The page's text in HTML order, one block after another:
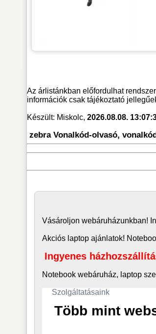
Az árlistánkban előfordulhat
információk csak tájékoztató
Készült: Miskolc, 2026.08.08.
zebra Vonalkód-olvasó,
Vásároljon webáruházunkban!
Akciós laptop ajánlatok!
Ingyenes
Notebook webáruház, laptop
Szolgáltatásaink
Több mint